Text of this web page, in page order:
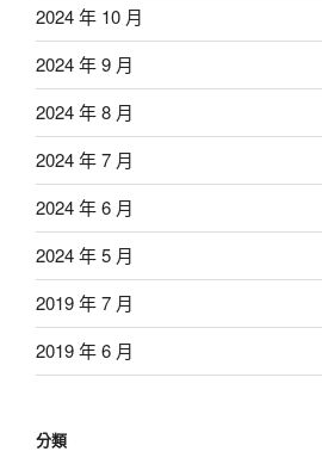
2024 年 10 月
2024 年 9 月
2024 年 8 月
2024 年 7 月
2024 年 6 月
2024 年 5 月
2019 年 7 月
2019 年 6 月
分類